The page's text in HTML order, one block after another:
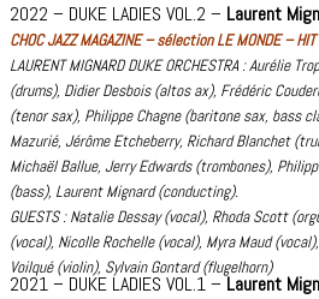
2022 – DUKE LADIES VOL.2 – Laurent
CHOC JAZZ MAGAZINE – sélection LE MONDE – HIT
LAURENT MIGNARD DUKE ORCHESTRA : Aurélie
(drums), Didier Desbois (altos ax), Frédéric
(tenor sax), Philippe Chagne (baritone sax, bass
Mazurié, Jérôme Etcheberry, Richard Blanchet
Michaël Ballue, Jerry Edwards (trombones),
(bass), Laurent Mignard (conducting).
GUESTS : Natalie Dessay (vocal), Rhoda Scott
(vocal), Nicolle Rochelle (vocal), Myra Maud
Voilqué (violin), Sylvain Gontard (flugelhorn)
2021 – DUKE LADIES VOL.1 –Laurent